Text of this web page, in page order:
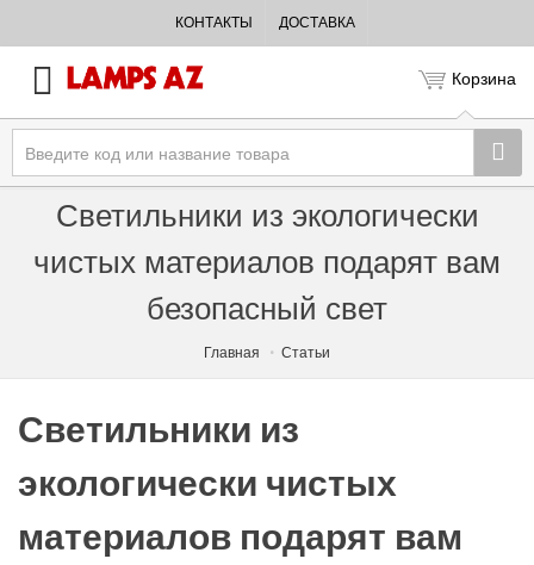
КОНТАКТЫ ДОСТАВКА
Корзина
Светильники из экологически
чистых материалов подарят вам
безопасный свет
Главная Статьи
Светильники из
экологически чистых
материалов подарят вам